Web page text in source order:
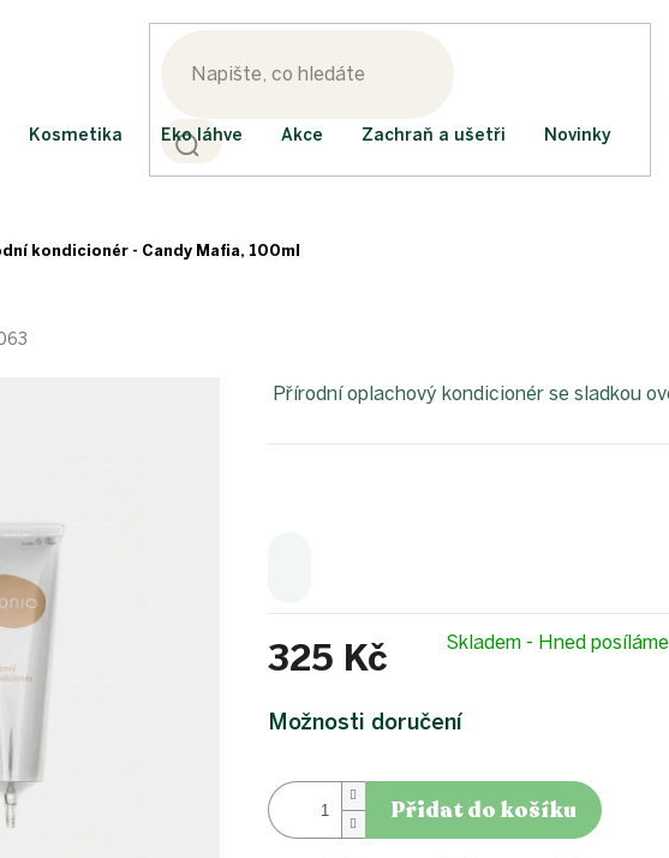
Kosmetika Eko láhve Akce Zachraň a ušetři Novinky
kondicionér - Candy Mafia, 100ml
325 Kč
cena:
Skladem - Hned
Možnosti doručení
Přidat do košíku
Přírodní oplachový kondicionér se sladkou